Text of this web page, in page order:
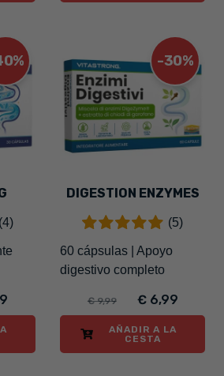
(4)
-30%
DIGESTION ENZYMES
(5)
60 cápsulas | Apoyo
digestivo completo
€ 9,99 € 6,99
AÑADIR A LA
CESTA